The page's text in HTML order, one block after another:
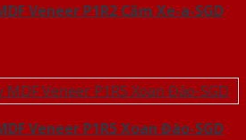
Veneer P1R2 Căm Xe-a-SGD
Veneer P1R5 Xoan Đào-SGD